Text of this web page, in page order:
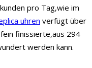
pro Tag,wie im
uhren verfügt über
finissierte,aus 294
werden kann.